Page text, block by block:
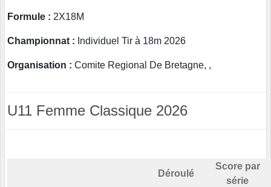
Formule : 2X18M
Championnat : Individuel Tir à 18m 2026
Organisation : Comite Regional De Bretagne, ,
U11 Femme Classique 2026
Déroulé
Score par
série